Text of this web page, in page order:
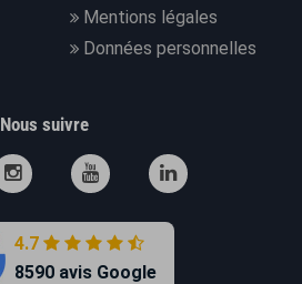
Mentions légales
Données personnelles
Nous suivre
4.7
8590 avis Google